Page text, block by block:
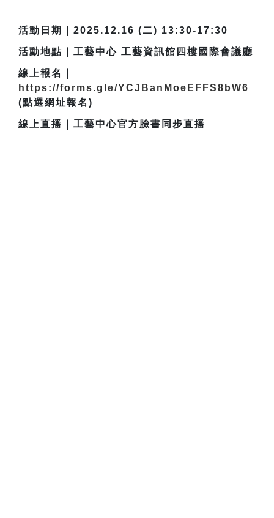
活動日期｜2025.12.16 (二) 13:30-17:30
活動地點｜工藝中心 工藝資訊館四樓國際會議廳
線上報名｜
https://forms.gle/YCJBanMoeEFFS8bW6
(點選網址報名)
線上直播｜工藝中心官方臉書同步直播